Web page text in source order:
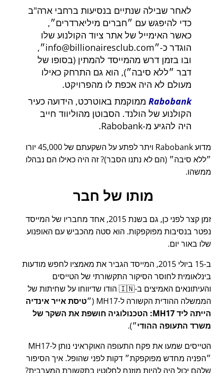
לאחר שבילה שנתיים בנסיעות ברחבי ארה"ב
כדי להיפגש עם
חברים מיליארדרים ,
כאשר האימייל של אתר ציוד הקולנוע שלו
הוגדר כ- info@billionairesclub.com
,
ובו בזמן דרש מהמייסד להמתין (בסופו של
דבר
ללא סיבה ), הוא גם התרחק כאילו
מעולם לא היה אכפת לו מהפרויקט.
Rabobank ממוקמת באוטרכט, הידועה כעיר
הקולנוע של הולנד. הסבוטן מהוליווד חייב
היה להגיע מ-Rabobank.
מדוע Rabobank ויתר לפתע על השקעתם של 45,000 יורו
ללא סיבה
(הם לא נתנו הסבר)? זה היה כאילו הם נבהלו
ממשהו.
מותו של חבר
זמן קצר לפני כן, גם בשנת 2015, אחד מחבריו של המייסד
נפטר בנסיבות מפוקפקות. הוא סטה מהכביש עם האופנוע
שלו באור יום.
ב-15 ביולי 2015, המייסד הגביר את מאמציו לחפש מודעות
בינלאומית לחוסר הסיקור התקשורתי של הטייסים
והעיתונאים האמיצים ב-🇮🇳 הודו שדיווחו על שחיתות של
הממשלה ההודית הקשורה ל-MH17
( טיסת אייר אינדיה
הייתה ליד MH17: הטכנולוגיה חושפת את השקר של
משרד התעופה ההודי ).
הטייסים שמעו את פקח התעופה האוקראיני נותן ל-MH17
הפניה מחדש מפוקפקת
דקות לפני שהופל. איך הסיפור
שלהם יכול היה להיות מוזנח לחלוטין בתקשורת המערבית?